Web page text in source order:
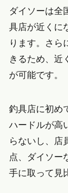
ダイソーは全
具店が近くに
ります。さら
きるため、近
が可能です。
釣具店に初め
ハードルが高
らないし、店
点、ダイソー
手に取って見